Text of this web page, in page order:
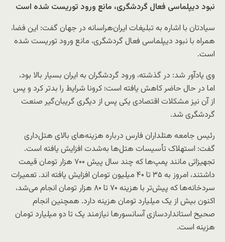
نبود دیپلماسی فعال گردشگری، مانع ورود توریست شده است
سیادتان با اشاره به تبلیغات ایران‌هراسانه در جهان گفت: این فضا،
همراه با نبود دیپلماسی فعال گردشگری، مانع ورود توریست شده
است.
وی یادآور شد: در گذشته، ورود گردشگران به ایران بسیار بالا بود،
اما در حال حاضر کاهش یافته است؛ کرونا شرایط را بدتر کرد و پس
از آن نیز مشکلات اقتصادی یکی پس از دیگری گریبان‌گیر صنعت
گردشگری شد.
رئیس جامعه هتلداران فارس درباره هزینه‌های بالای هتل‌داری
گفت: استهلاک تأسیسات هتل‌ها به‌شدت افزایش یافته است.
تجهیزاتی مانند پمپ‌ها که چند سال پیش ۷۰۰ هزار تومان قیمت
داشتند، امروز به ۳۵ تا ۴۰ میلیون تومان افزایش یافته اند. تعمیرات
سردخانه‌ها که پیش‌تر با هزینه ۷۰ تا ۸۰ هزار تومان انجام می‌شد،
اکنون بیش از یک میلیارد تومان هزینه دارد. همچنین انجام
صحیح استانداردسازی آسانسورها نیازمند یک تا دو میلیارد تومان
هزینه است.